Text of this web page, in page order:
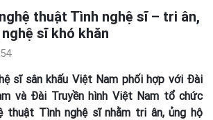
thuật Tình nghệ sĩ – tri ân,
sĩ khó khăn
sĩ sân khấu Việt Nam phối hợp với Đài
và Đài Truyền hình Việt Nam tổ chức
thuật Tình nghệ sĩ nhằm tri ân, ủng hộ